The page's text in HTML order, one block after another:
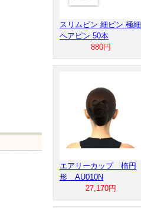
スリムピン 細ピン 極細
ヘアピン 50本
880円
エアリーカップ 楕円
形 AU010N
27,170円